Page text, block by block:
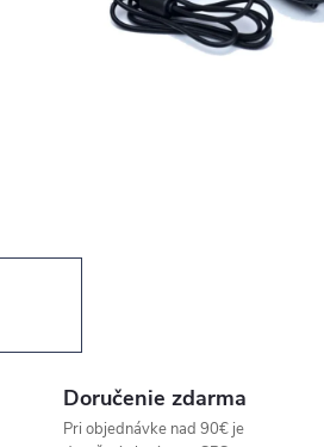
Doručenie zdarma
Pri objednávke nad 90€ je